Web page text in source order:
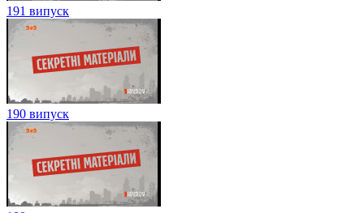
191 випуск
190 випуск